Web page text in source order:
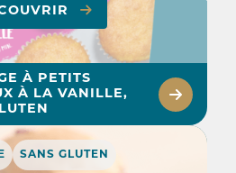
À PETITS
À LA VANILLE,
SANS GLUTEN